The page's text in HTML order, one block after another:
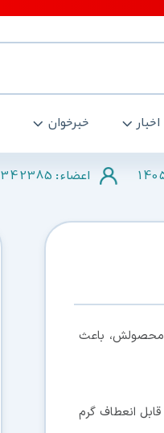
اخبار خبرخوان
اعضاء : 342385
محصولش، باعث
انعطاف گرم